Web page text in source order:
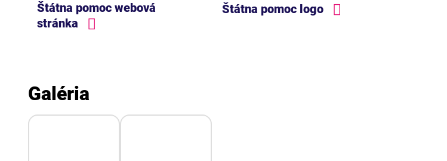
Štátna pomoc webová
stránka
Štátna pomoc logo
Galéria